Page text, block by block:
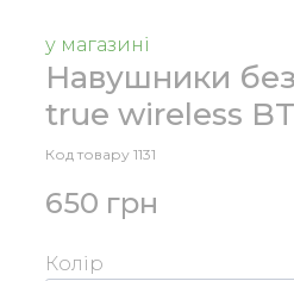
у магазині
Навушники
true wireless
Код товару 1131
650 грн
Колір